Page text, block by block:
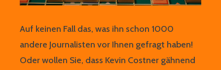
Auf keinen Fall das, was ihn schon 1000
andere Journalisten vor Ihnen gefragt haben!
Oder wollen Sie, dass Kevin Costner gähnend